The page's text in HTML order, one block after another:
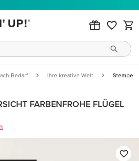
Bedarf Ihre kreative Welt
FARBENFROHE FLÜGEL